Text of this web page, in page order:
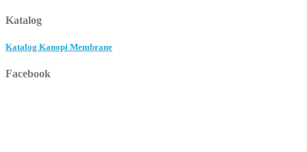
Katalog
Katalog Kanopi Membrane
Facebook